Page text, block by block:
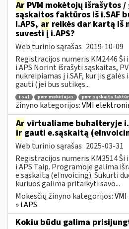
Ar PVM mokėtojų išrašytos /
sąskaitos faktūros iš i.SAF
i.APS, ar reikės dar kartą iš
suvesti į i.APS?
Web turinio sąrašas 2019-10-09
Registracijos numeris KM2446
i.APS Norint išrašyti sąskaitas,
nukreipiamas į i.SAF, kur jis
gauti (jei bus sutikęs...
i.saf pvm mokėtojas pvm sąskaita
žinyno kategorijos:VMI
Ar virtualiame buhalteryje
irgauti e.sąskaitą
Web turinio sąrašas 2025-03-31
Registracijos numeris KM3514
i.APS Taip. Programoje galima
e.sąskaitą (eInvoicing). Sukurti
kuriuos galima pritaikyti savo...
Mokesčių žinyno kategorijos:
» i.APS
Kokiu būdu galima